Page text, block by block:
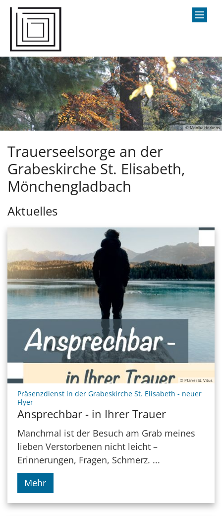
Zum Inhalt springen
© Monika Herkens
Trauerseelsorge an der
Grabeskirche St. Elisabeth,
Mönchengladbach
Aktuelles
© Pfarrei St. Vitus
Präsenzdienst in der Grabeskirche St. Elisabeth - neuer
Flyer:
Ansprechbar - in Ihrer Trauer
Manchmal ist der Besuch am Grab meines
lieben Verstorbenen nicht leicht –
Erinnerungen, Fragen, Schmerz. ...
Mehr